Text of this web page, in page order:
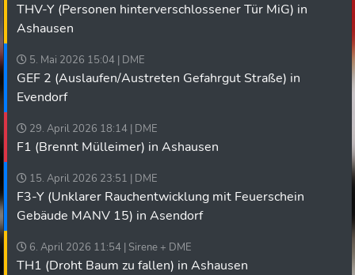
THV-Y (Personen hinterverschlossener Tür MiG) in
Ashausen
5. Mai 2026 15:04 | DME
GEF 2 (Auslaufen/Austreten Gefahrgut Straße) in
Evendorf
29. April 2026 18:14 | DME
F1 (Brennt Mülleimer) in Ashausen
15. April 2026 23:51 | DME
F3-Y (Unklarer Rauchentwicklung mit Feuerschein
Gebäude MANV 15) in Asendorf
6. April 2026 11:54 | Sirene + DME
TH1 (Droht Baum zu fallen) in Ashausen